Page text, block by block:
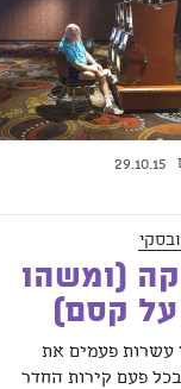
29.10.15
(ומשהו
קסם)
עשרות פעמים את
פעם קירות החדר